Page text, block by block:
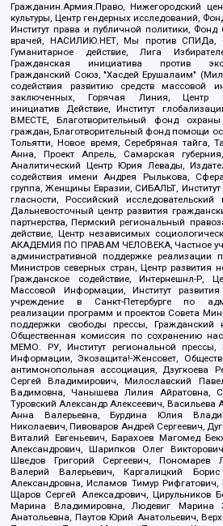
Гражданин.Армия.Право, Нижегородский
культуры, Центр гендерных исследований,
Институт права и публичной политики, Фонд
врачей, НАСИЛИЮ.НЕТ, Мы против СПИДа,
Гуманитарное действие, Лига
Гражданская инициатива против
Гражданский Союз, "Хасдей Ерушалаим"
содействия развитию средств массовой
заключенных, Горячая Линия, Центр
инициатив Действие, Институт
ВМЕСТЕ, Благотворительный фонд
граждан, Благотворительный фонд помощи
Тольятти, Новое время, Серебряная тайга,
Анна, Проект Апрель, Самарская
Аналитический Центр Юрия Левады,
содействия имени Андрея Рылькова,
группа, Женщины Евразии, СИБАЛЬТ,
гласности, Российский
Дальневосточный центр развития
партнерства, Пермский региональный
действие, Центр независимых
АКАДЕМИЯ ПО ПРАВАМ ЧЕЛОВЕКА, Частное
административной поддержке реализации
Министров северных стран, Центр развития
Гражданское содействие, Интернешнл-Р,
Массовой Информации, Институт
учреждение в Санкт-Петербурге по
реализации программ и проектов Совета
поддержки свободы прессы, Гражданский
Общественная комиссия по сохранению
МЕМО. РУ, Институт региональной прессы,
Информации, Экозащита!-Женсовет,
антимонопольная ассоциация, Дзугкоева
Сергей Владимирович, Милославский
Вадимовна, Чанышева Лилия Айратовна,
Туровский Александр Алексеевич, Васильева
Анна Валерьевна, Бурдина Юлия
Николаевич, Пивоваров Андрей Сергеевич,
Виталий Евгеньевич, Барахоев Магомед
Александрович, Шарипков Олег
Шведов Григорий Сергеевич, Пономарев
Валерий Валерьевич, Каргалицкий
Александровна, Исламов Тимур Рифгатович,
Щаров Сергей Алексадрович, Цирульников
Марина Владимировна, Людевиг Марина
Анатольевна, Паутов Юрий Анатольевич,